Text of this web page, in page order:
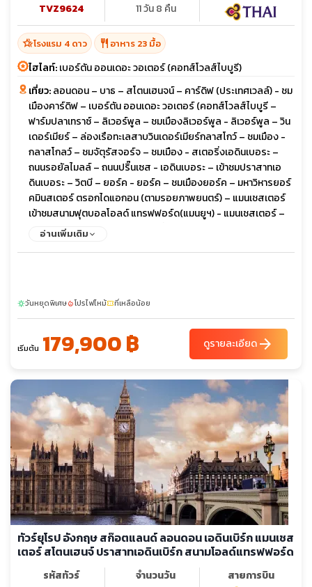
TVZ9624
11 วัน 8 คืน
hotel_classโรงแรม 4 ดาว restaurant อาหาร 23 มื้อ
ไฮไลท์:เบอร์ตัน ออนเดอะ วอเตอร์ (คอทส์โวลส์ไบบูรี)
เที่ยว:ลอนดอน – บาธ – สโตนเฮนจน์ – คาร์ดิฟ (ประเทศเวลล์) - ชม
เมืองคาร์ดิฟ – เบอร์ตัน ออนเดอะ วอเตอร์ (คอทส์โวลส์ไบบูรี –
ฟาร์มปลาเทราซ์ – ลิเวอร์พูล – ชมเมืองลิเวอร์พูล - ลิเวอร์พูล – วิน
เดอร์เมียร์ – ล่องเรือทะเลสาบวินเดอร์เมียร์กลาสโกว์ – ชมเมือง -
กลาสโกลว์ – ชมจัตุรัสจอร์จ – ชมเมือง - สเตอริ่งเอดินเบอระ –
ถนนรอยัลไมลล์ – ถนนปริ๊นเซส - เอดินเบอระ – เข้าชมปราสาทเอ
ดินเบอระ – วิตบี – ยอร์ค - ยอร์ค – ชมเมืองยอร์ค – มหาวิหารยอร์
คมินสเตอร์ ตรอกไดแอกอน (ตามรอยภาพยนตร์) – แมนเชสเตอร์
เข้าชมสนามฟุตบอลโอลด์ แทรฟฟอร์ด(แมนยูฯ) - แมนเชสเตอร์ –
สแตทฟอร์ด อพอน เอวอน – ช้อปปิ้งเอาท์เลต - ลอนดอน - เข้าชม
อ่านเพิ่มเติม
sunnyวันหยุดพิเศษlocal_fire_departmentโปรไฟไหม้confirmation_numberที่เหลือน้อย
เริ่มต้น 179,900 ฿ ดูรายละเอียดarrow_forward
ทัวร์ยุโรป อังกฤษ สก๊อตแลนด์ ลอนดอน เอดินเบิร์ก แมนเชส
เตอร์ สโตนเฮนจ์ ปราสาทเอดินเบิร์ก สนามโอลด์แทรฟฟอร์ด
รหัสทัวร์
จำนวนวัน
สายการบิน